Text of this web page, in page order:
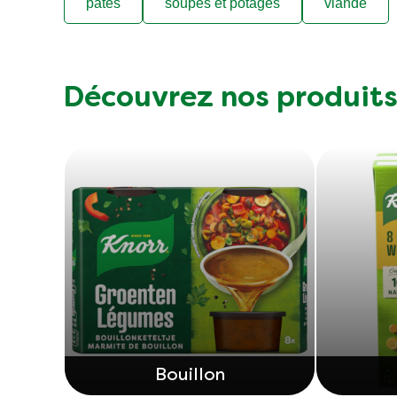
pâtes soupes et potages viande